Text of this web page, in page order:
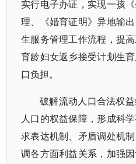
实行电子办证，实现一孩
理、《婚育证明》异地输
生服务管理工作流程，提
育龄妇女返乡接受计划生
口负担。
破解流动人口合法权
人口的权益保障，形成科
求表达机制、矛盾调处机
调各方面利益关系，加强